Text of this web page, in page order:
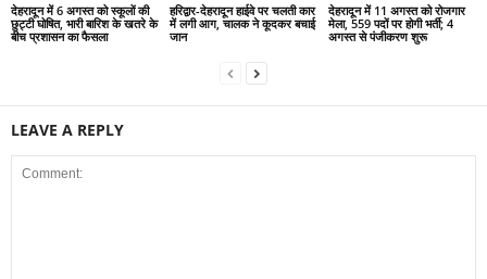
देहरादून में 6 अगस्त को स्कूलों की
छुट्टी घोषित, भारी बारिश के खतरे के
बीच प्रशासन का फैसला
हरिद्वार-देहरादून हाईवे पर चलती कार
में लगी आग, चालक ने कूदकर बचाई
जान
देहरादून में 11 अगस्त को रोजगार
मेला, 559 पदों पर होगी भर्ती; 4
अगस्त से पंजीकरण शुरू
LEAVE A REPLY